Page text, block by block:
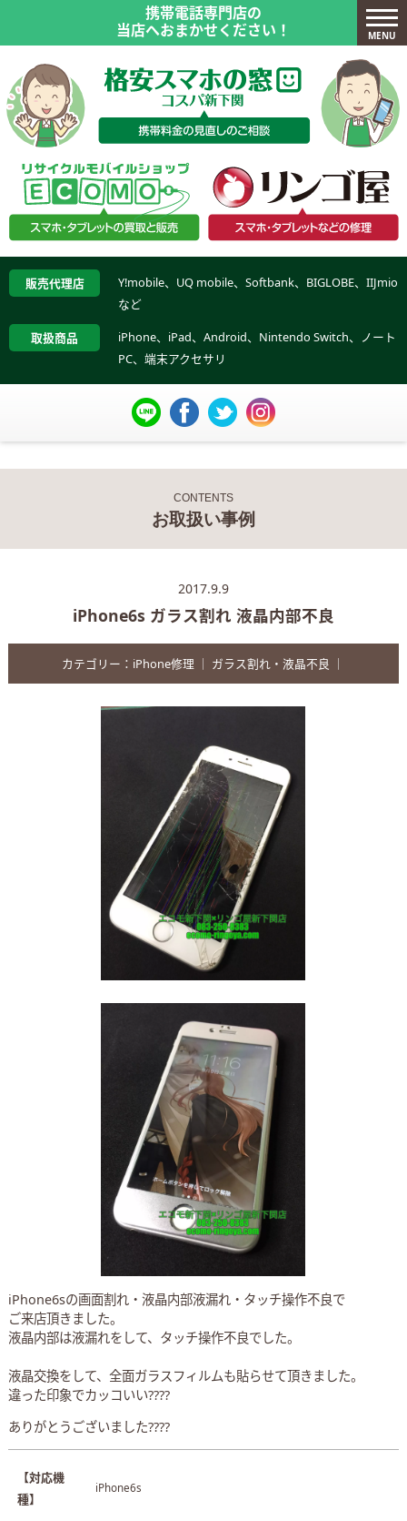
携帯電話専門店の
当店へおまかせください！
販売代理店
Y!mobile、UQ mobile、Softbank、BIGLOBE、IIJmio
など
取扱商品
iPhone、iPad、Android、Nintendo Switch、ノート
PC、端末アクセサリ
MENU
CONTENTS
お取扱い事例
2017.9.9
iPhone6s ガラス割れ 液晶内部不良
カテゴリー： iPhone修理 ｜ ガラス割れ・液晶不良 ｜
iPhone6sの画面割れ・液晶内部液漏れ・タッチ操作不良で
ご来店頂きました。
液晶内部は液漏れをして、タッチ操作不良でした。
液晶交換をして、全面ガラスフィルムも貼らせて頂きました。
違った印象でカッコいい????
ありがとうございました????
【対応機
種】
iPhone6s